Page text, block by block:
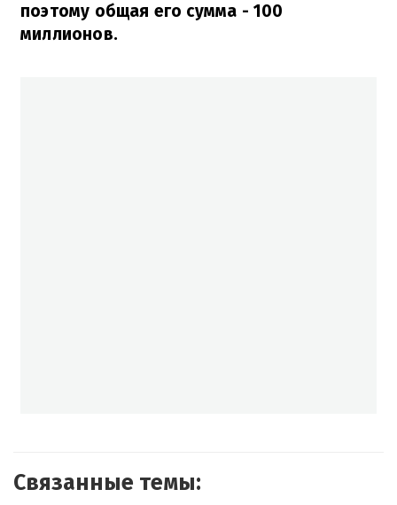
поэтому общая его сумма - 100
миллионов.
Связанные темы: